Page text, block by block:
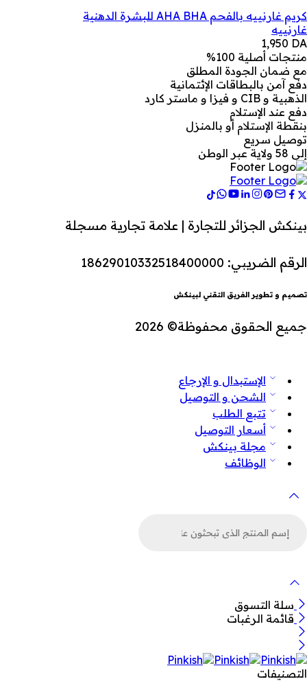
كريم غارنييه بالفحم AHA BHA للبشرة الدهنية
غارنييه
1,950 DA
منتجات أصلية 100%
مع ضمان الجودة المطلق
دفع آمن بالبطاقات الإئتمانية
الذهبية و CIB و فيزا و ماستر كارد
دفع عند الإستلام
بنقطة الإستلام أو بالمنزل
توصيل سريع
إلى 58 ولاية عبر الوطن
بينكش الجزائر للتجارة | علامة تجارية مسجلة
الرقم الضريبي: 18629010332518400000
تصميم و تطوير الفريق التقني لبينكش
جميع الحقوق محفوظة© 2026
الإستبدال و الإرجاع
الشحن و التوصيل
تتبع الطلب
أسعار التوصيل
مجلة بينكش
الوظائف
سلة التسوق
قائمة الرغبات
التصنيفات